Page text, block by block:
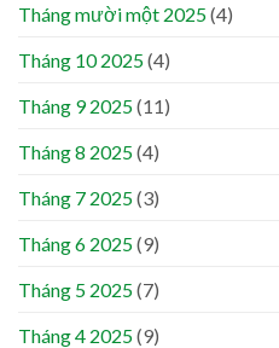
Tháng mười một 2025(4)
Tháng 10 2025(4)
Tháng 9 2025(11)
Tháng 8 2025(4)
Tháng 7 2025(3)
Tháng 6 2025(9)
Tháng 5 2025(7)
Tháng 4 2025(9)